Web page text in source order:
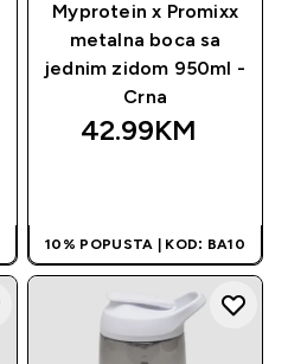
Myprotein x Promixx
metalna boca sa
jednim zidom 950ml -
Crna
42.99KM‎
10% POPUSTA | KOD: BA10